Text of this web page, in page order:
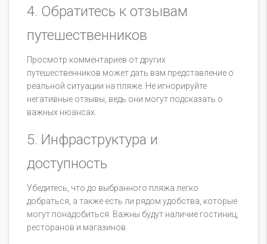
4. Обратитесь к отзывам
путешественников
Просмотр комментариев от других
путешественников может дать вам представление о
реальной ситуации на пляже. Не игнорируйте
негативные отзывы, ведь они могут подсказать о
важных нюансах.
5. Инфраструктура и
доступность
Убедитесь, что до выбранного пляжа легко
добраться, а также есть ли рядом удобства, которые
могут понадобиться. Важны будут наличие гостиниц,
ресторанов и магазинов.